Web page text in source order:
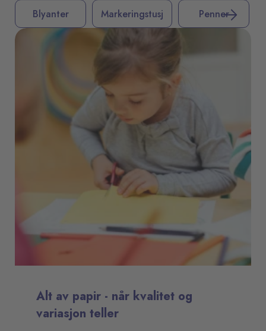
Blyanter
Markeringstusj Penner
Alt av papir - når kvalitet og
variasjon teller